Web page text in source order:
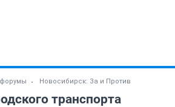
Новосибирск: За и Против
транспорта